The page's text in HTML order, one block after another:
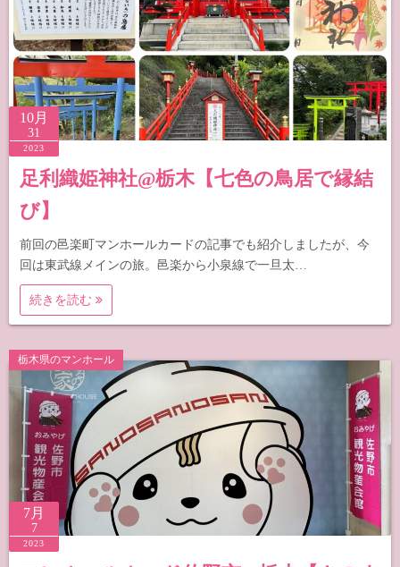
10月
31
2023
足利織姫神社@栃木【七色の鳥居で縁結
び】
前回の邑楽町マンホールカードの記事でも紹介しましたが、今
回は東武線メインの旅。邑楽から小泉線で一旦太…
続きを読む
栃木県のマンホール
7月
7
2023